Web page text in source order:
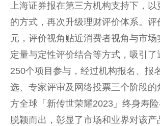
上海证券报在第三方机构支持下，以
的方式，再次升级理财评价体系。评
元，评价视角贴近消费者视角与市场
定量与定性评价结合等方式，吸引了
250个项目参与，经过机构报名、报
选、专家评审及网络投票三个阶段的
方全球「新传世荣耀2023」终身寿
脱颖而出，彰显了市场和业界对该产